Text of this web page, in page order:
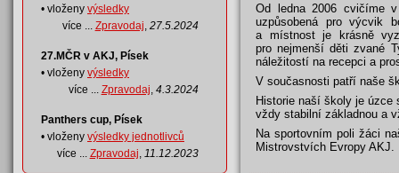
Od ledna 2006 cvičíme
uzpůsobená pro výcvik
a místnost je krásně
pro nejmenší děti zvané
náležitostí na recepci a
V současnosti patří naše
Historie naší školy je úzce
vždy stabilní základnou a
Na sportovním poli žáci
Mistrovstvích Evropy AKJ.
• vloženy výsledky
více ... Zpravodaj, 27.5.2024
27.MČR v AKJ, Písek
• vloženy výsledky
více ... Zpravodaj, 4.3.2024
Panthers cup, Písek
• vloženy výsledky jednotlivců
více ... Zpravodaj, 11.12.2023